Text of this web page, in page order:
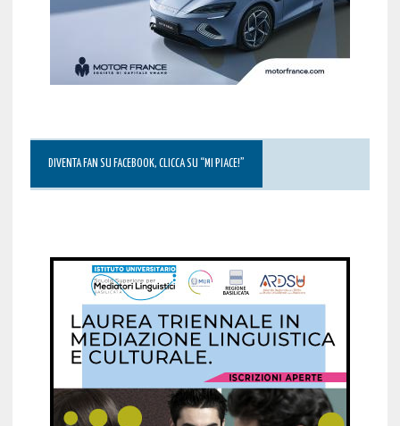
DIVENTA FAN SU FACEBOOK, CLICCA SU “MI PIACE!”